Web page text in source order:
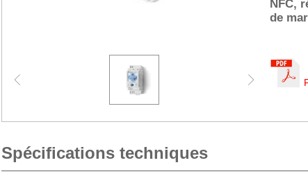
NFC,
de
Spécifications techniques